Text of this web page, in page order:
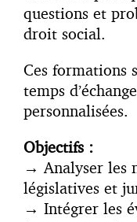
questions et
droit social.
Ces formations
temps
personnalisées.
Objectifs :
→Analyser les
législatives et
→ Intégrer les